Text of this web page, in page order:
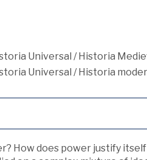
Universal /Historia
Universal /Historia
How does power justify